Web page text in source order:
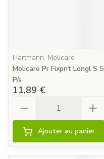
Hartmann, Molicare
Molicare Pr Fixpnt Longl S 5
P/s
11,89 €
Ajouter au panier